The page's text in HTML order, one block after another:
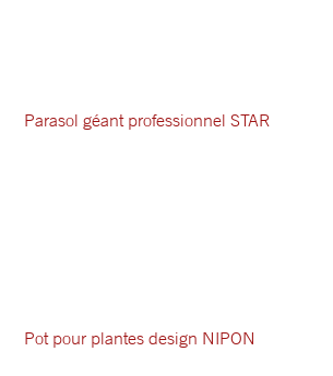
Parasol géant professionnel STAR
Pot pour plantes design NIPON